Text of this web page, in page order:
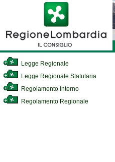
Legge Regionale
Legge Regionale Statutaria
Regolamento Interno
Regolamento Regionale